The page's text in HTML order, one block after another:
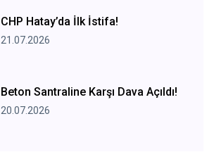
CHP Hatay’da İlk İstifa!
21.07.2026
Beton Santraline Karşı Dava Açıldı!
20.07.2026